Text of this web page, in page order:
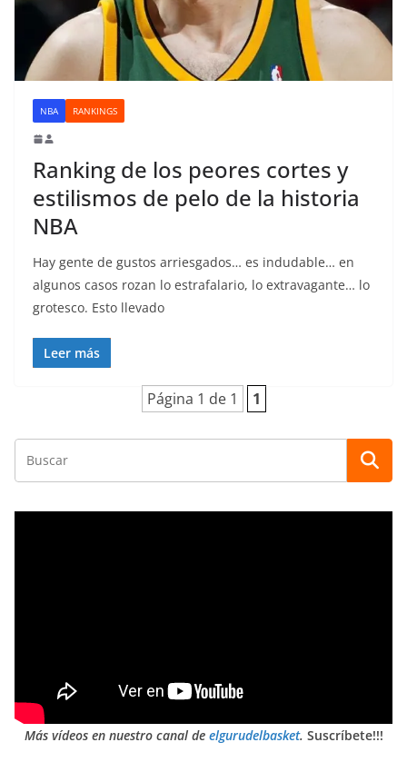
NBA RANKINGS
Ranking de los peores cortes y
estilismos de pelo de la historia
NBA
Hay gente de gustos arriesgados… es indudable… en
algunos casos rozan lo estrafalario, lo extravagante… lo
grotesco. Esto llevado
Leer más
Página 1 de 1 1
Más vídeos en nuestro canal de elgurudelbasket. Suscríbete!!!